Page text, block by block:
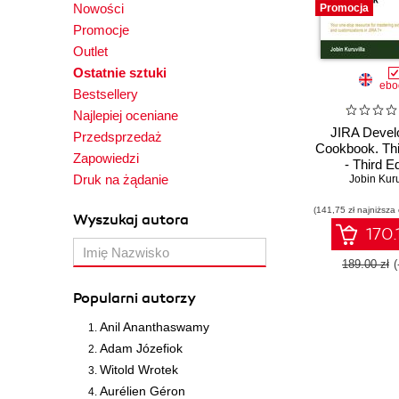
Nowości
Promocje
Outlet
Ostatnie sztuki
Bestsellery
Najlepiej oceniane
Przedsprzedaż
Zapowiedzi
Druk na żądanie
Wyszukaj autora
Popularni autorzy
Anil Ananthaswamy
Adam Józefiok
Witold Wrotek
Aurélien Géron
Promocja
JIRA
Cookbook.
- Third
Jobin
(141,75 zł
189.00 zł